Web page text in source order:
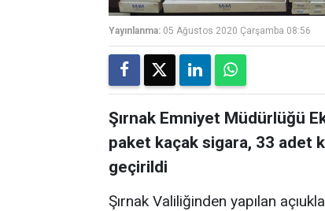
Yayınlanma: 05 Ağustos 2020 Çarşamba 08:56
Şırnak Emniyet Müdürlüğü
paket kaçak sigara, 33 adet
geçirildi
Şırnak Valiliğinden yapılan